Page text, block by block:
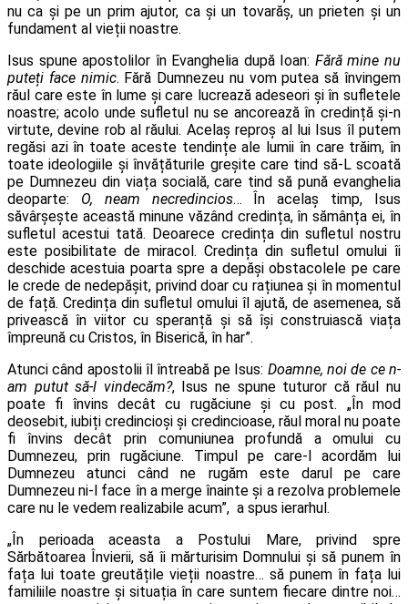
nu ca și pe un prim ajutor, ca și un tovarăș, un prieten și un
fundament al vieții noastre.
Isus spune apostolilor în Evanghelia după Ioan: Fără mine nu
puteți face nimic. Fără Dumnezeu nu vom putea să învingem
răul care este în lume și care lucrează adeseori și în sufletele
noastre; acolo unde sufletul nu se ancorează în credință și-n
virtute, devine rob al răului. Acelaș reproș al lui Isus îl putem
regăsi azi în toate aceste tendințe ale lumii în care trăim, în
toate ideologiile și învățăturile greșite care tind să-L scoată
pe Dumnezeu din viața socială, care tind să pună evanghelia
deoparte: O, neam necredincios… În acelaș timp, Isus
săvârșește această minune văzând credința, în sămânța ei, în
sufletul acestui tată. Deoarece credința din sufletul nostru
este posibilitate de miracol. Credința din sufletul omului îi
deschide acestuia poarta spre a depăși obstacolele pe care
le crede de nedepășit, privind doar cu rațiunea și în momentul
de față. Credința din sufletul omului îl ajută, de asemenea, să
privească în viitor cu speranță și să își construiască viața
împreună cu Cristos, în Biserică, în har”.
Atunci când apostolii îl întreabă pe Isus: Doamne, noi de ce n-
am putut să-l vindecăm?, Isus ne spune tuturor că răul nu
poate fi învins decât cu rugăciune și cu post. „În mod
deosebit, iubiți credincioși și credincioase, răul moral nu poate
fi învins decât prin comuniunea profundă a omului cu
Dumnezeu, prin rugăciune. Timpul pe care-l acordăm lui
Dumnezeu atunci când ne rugăm este darul pe care
Dumnezeu ni-l face în a merge înainte și a rezolva problemele
care nu le vedem realizabile acum”, a spus ierarhul.
„În perioada aceasta a Postului Mare, privind spre
Sărbătoarea Învierii, să îi mărturisim Domnului și să punem în
fața lui toate greutățile vieții noastre… să punem în fața lui
familiile noastre și situația în care suntem fiecare dintre noi…